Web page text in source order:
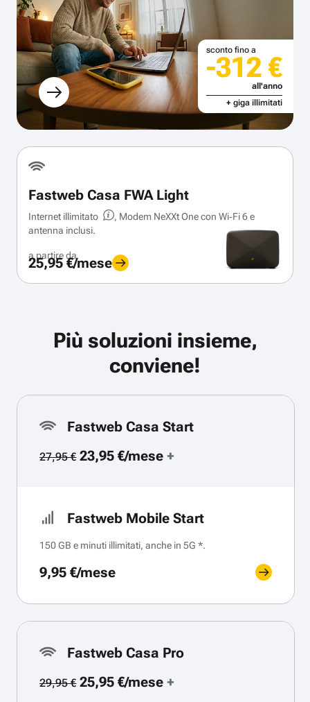
sconto fino a
-312 €
all'anno
+ giga illimitati
Fastweb Casa FWA Light
Internet illimitato
, Modem NeXXt One con Wi‑Fi 6 e
antenna inclusi.
a partire da
25,95 €/mese
Più soluzioni insieme,
conviene!
Fastweb Casa Start
27,95 €23,95 €/mese+
Fastweb Mobile Start
150 GB e minuti illimitati, anche in 5G *.
9,95 €/mese
Fastweb Casa Pro
29,95 €25,95 €/mese+